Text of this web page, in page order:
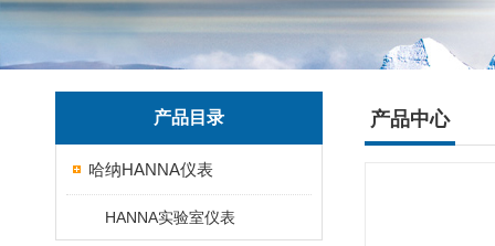
产品目录
哈纳HANNA仪表
HANNA实验室仪表
产品中心